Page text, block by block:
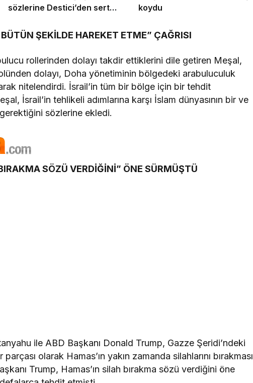
sözlerine Destici’den sert
koydu
ŞEKİLDE HAREKET ETME” ÇAĞRISI
rollerinden dolayı takdir ettiklerini dile getiren Meşal,
dolayı, Doha yönetiminin bölgedeki arabuluculuk
nitelendirdi. İsrail’in tüm bir bölge için bir tehdit
İsrail’in tehlikeli adımlarına karşı İslam dünyasının bir ve
sözlerine ekledi.
SÖZÜ VERDİĞİNİ” ÖNE SÜRMÜŞTÜ
ile ABD Başkanı Donald Trump, Gazze Şeridi’ndeki
olarak Hamas’ın yakın zamanda silahlarını bırakması
Trump, Hamas’ın silah bırakma sözü verdiğini öne